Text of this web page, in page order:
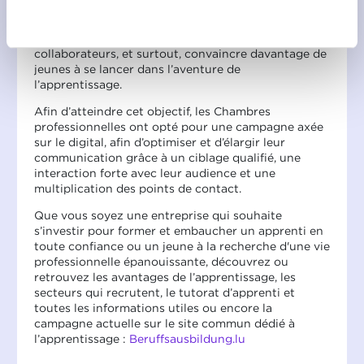
collaborateurs, et surtout, convaincre davantage de
jeunes à se lancer dans l’aventure de
l’apprentissage.
Afin d’atteindre cet objectif, les Chambres
professionnelles ont opté pour une campagne axée
sur le digital, afin d’optimiser et d’élargir leur
communication grâce à un ciblage qualifié, une
interaction forte avec leur audience et une
multiplication des points de contact.
Que vous soyez une entreprise qui souhaite
s’investir pour former et embaucher un apprenti en
toute confiance ou un jeune à la recherche d'une vie
professionnelle épanouissante, découvrez ou
retrouvez les avantages de l’apprentissage, les
secteurs qui recrutent, le tutorat d’apprenti et
toutes les informations utiles ou encore la
campagne actuelle sur le site commun dédié à
l’apprentissage : Beruffsausbildung.lu